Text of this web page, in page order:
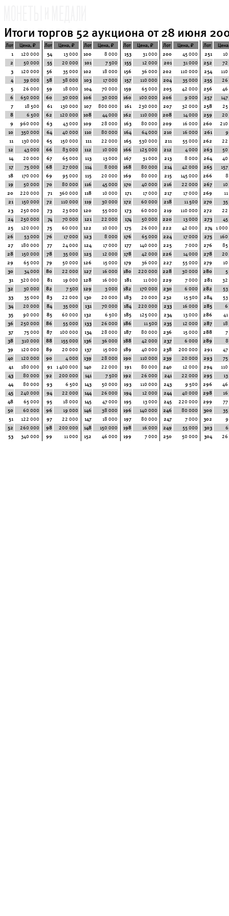
Итоги торгов 52 аукциона от 28 июня
Лот
Цена, ₽
1
120 000
2
50 000
3
120 000
4
39 000
5
26 000
6
650 000
7
18 500
8
6 500
9
960 000
10
350 000
11
130 000
12
43 000
14
20 000
17
75 000
18
170 000
19
50 000
20
220 000
21
150 000
23
250 000
24
250 000
25
120 000
26
53 000
27
180 000
28
150 000
29
65 000
30
34 000
31
320 000
32
30 000
33
35 000
34
20 000
35
90 000
36
250 000
37
75 000
38
310 000
39
120 000
40
120 000
41
180 000
43
80 000
44
80 000
45
240 000
48
65 000
50
60 000
51
122 000
52
260 000
53
340 000
Лот
Цена, ₽
54
13 000
55
20 000
56
35 000
58
38 000
59
18 000
60
30 000
61
130 000
62
120 000
63
43 000
64
40 000
65
150 000
66
83 000
67
65 000
68
27 000
69
95 000
70
80 000
71
360 000
72
110 000
73
23 000
74
70 000
75
60 000
76
17 000
77
24 000
78
35 000
79
50 000
80
22 000
81
19 000
82
7 500
83
22 000
84
35 000
85
60 000
86
55 000
87
100 000
88
155 000
89
20 000
90
4 000
91
1 400 000
92
200 000
93
6 500
94
22 000
95
18 000
96
19 000
97
22 000
98
200 000
99
11 000
Лот
Цена, ₽
100
8 000
101
7 500
102
18 000
103
17 000
104
70 000
106
30 000
107
800 000
108
44 000
109
28 000
110
80 000
111
22 000
112
10 000
113
13 000
114
8 000
115
20 000
116
45 000
118
10 000
119
30 000
120
55 000
121
22 000
122
10 000
123
8 000
124
17 000
125
12 000
126
15 000
127
16 000
128
16 000
129
3 000
130
20 000
131
70 000
132
6 500
133
26 000
134
28 000
136
36 000
137
15 000
139
28 000
140
22 000
141
7 500
143
50 000
144
26 000
145
47 000
146
38 000
147
18 000
148
150 000
152
46 000
Лот
Цена, ₽
153
31 000
155
12 000
156
36 000
157
110 000
159
65 000
160
100 000
161
230 000
162
110 000
163
80 000
164
64 000
165
530 000
166
125 000
167
31 000
168
80 000
169
80 000
170
40 000
171
17 000
172
60 000
173
60 000
174
50 000
175
26 000
176
65 000
177
140 000
178
42 000
179
36 000
180
220 000
181
11 000
182
170 000
183
20 000
184
220 000
185
125 000
186
11 500
187
80 000
188
42 000
189
40 000
190
110 000
191
80 000
192
26 000
193
110 000
194
12 000
195
13 000
196
140 000
197
80 000
198
16 000
199
7 000
Лот
Цена, ₽
200
45 000
201
31 000
202
110 000
204
35 000
205
42 000
206
9 000
207
32 000
208
14 000
209
16 000
210
16 000
211
55 000
212
4 000
213
8 000
214
42 000
215
145 000
216
22 000
217
17 000
218
11 500
219
110 000
220
13 000
222
42 000
224
17 000
225
7 000
226
14 000
227
55 000
228
30 000
229
7 000
230
6 000
232
15 500
233
16 000
234
13 000
235
12 000
236
15 000
237
6 000
238
200 000
239
20 000
240
12 000
241
22 000
243
9 500
244
40 000
245
220 000
246
80 000
247
7 000
249
55 000
250
50 000
Лот
251
252
254
255
26
256
257
258
259
20
260
261
262
22
263
264
265
266
267
269
270
272
22
273
274 1
275
276
278
20
279
280
281
282
284
285
6
286
287
288
289
291
293
294
295
296
298
299
300
302
303
304
26